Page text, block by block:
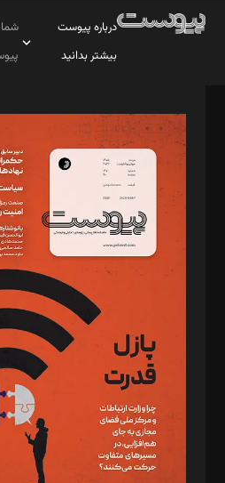
درباره پیوست
بیشتر بدانید
مدیر مسئول: محمدباقر اثنی‌عشری
سردبیر: مهرک محمودی
دبیر تحریریه: میثم قاسمی
د‌بیر ناداستان: سمانه سمیع
د‌بیر خدمت و تجارت: ابوالفضل رجبی
د‌بیر حقوق فناوری: حسام‌الدین ایپکچی
د‌بیر پیوست جهان: مینا پاکدل
د‌بیر تحریریه آنلاین: بابک نقاش
تحریریه‌: مجتبی محمود‌ی، آرش برهمند،
مصطفی مسجدی آرانی، ابوالفضل رجبی،
رستمی،مصطفی باستان
ویرایش: نگار استاد‌‌آقا
طراح یونیفرم: مجید توکلی
فیلمبرداری و عکاسی: امیر شفیعی، مانی
گرافیک و صفحه‌آرایی: سید‌سبحان‌علی ثابت